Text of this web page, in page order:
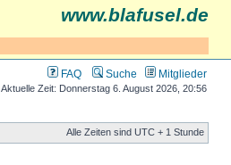
www.blafusel.de
FAQ Suche Mitglieder
Aktuelle Zeit: Donnerstag 6. August 2026, 20:56
Alle Zeiten sind UTC + 1 Stunde